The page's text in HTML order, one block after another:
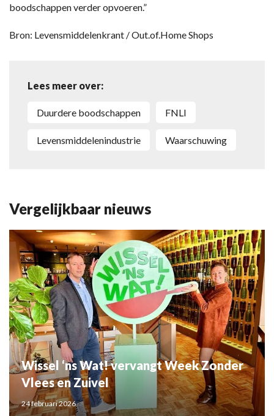
boodschappen verder opvoeren.”
Bron: Levensmiddelenkrant / Out.of.Home Shops
Lees meer over:
duurdere boodschappen FNLI
Levensmiddelenindustrie Waarschuwing
Vergelijkbaar nieuws
Wissel ‘ns Wat! vervangt Week Zonder
Vlees en Zuivel
24 februari 2026